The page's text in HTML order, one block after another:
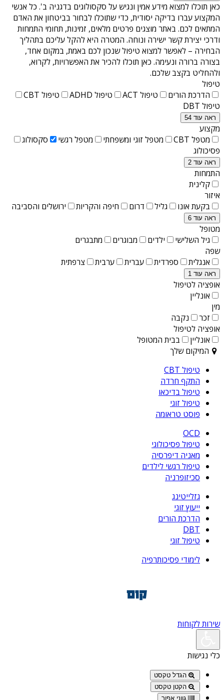
כאן תוכלו למצוא מידע אמין ונגיש על סקסולוגים בדגניה ב'. כל אנשי
המקצוע עברו בדיקה יסודית, כדי שתוכלו לבחור בביטחון את האדם
המתאים לכם. באתר מוצגים פרטים מלאים, זמינות, תחומי התמחות
ודרכי יצירת קשר ישירה ונוחה. המטרה היא להקל עליכם בתהליך
הבחירה – לאפשר למצוא טיפול שנכון לכם באמת, במקום אחד,
בצורה ברורה ונעימה. כאן תוכלו להכיר את האפשרויות, לקרוא,
ולהחליט בקצב שלכם.
טיפול
הדרכת הורים
טיפול ACT טיפול ADHD
טיפול CBT
טיפול DBT
ראה עוד 54
מקצוע
מטפל CBT
מטפל זוגי ומשפחתי מטפל רגשי
סקסולוג
פסיכולוג
ראה עוד 2
התמחות
קלינית
איזור
בקעת אונו
גליל דרום חיפה והקריות ירושלים והסביבה
ראה עוד 6
מטופל
גיל השלישי
ילדים מבוגרים
מתבגרים
שפה
אנגלית
ספרדית עברית ערבית צרפתית
ראה עוד 1
אופציה לטיפול
אונליין
מין
זכר
נקבה
אופציה לטיפול
אונליין
בבית המטופל
המיקום שלך
טיפול CBT
התקף חרדה
טיפול בדיכאו
טיפול זוגי
פוסט טראומה
OCD
טיפול פסיכולוגי
מאניה דיפרסיה
טיפול רגשי לילדים
סכיזופרניה
גזלייטינג
ייעוץ זוגי
הדרכת הורים
DBT
טיפול זוגי
לימודי פסיכותרפיה
שירות לקוחות
כלי נגישות
הגדל טקסט
הקטן טקסט
גווני אפור